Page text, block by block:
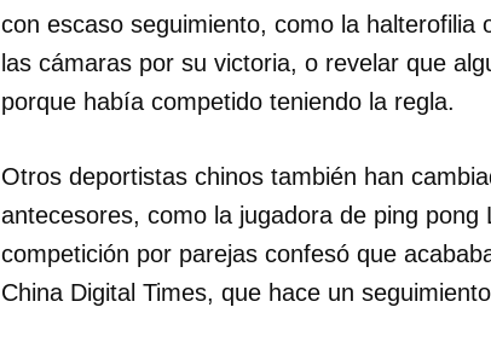
con escaso seguimiento, como la
las cámaras por su victoria, o revelar que
porque había competido teniendo la regla.
Otros deportistas chinos también han
antecesores, como la jugadora de ping
competición por parejas confesó que
China Digital Times, que hace un